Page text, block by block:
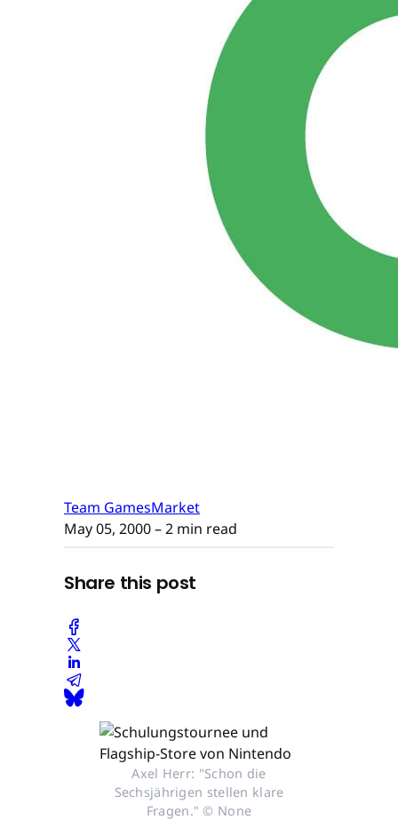
Team GamesMarket
May 05, 2000– 2 min read
Share this post
Axel Herr: "Schon die
Sechsjährigen stellen klare
Fragen." © None